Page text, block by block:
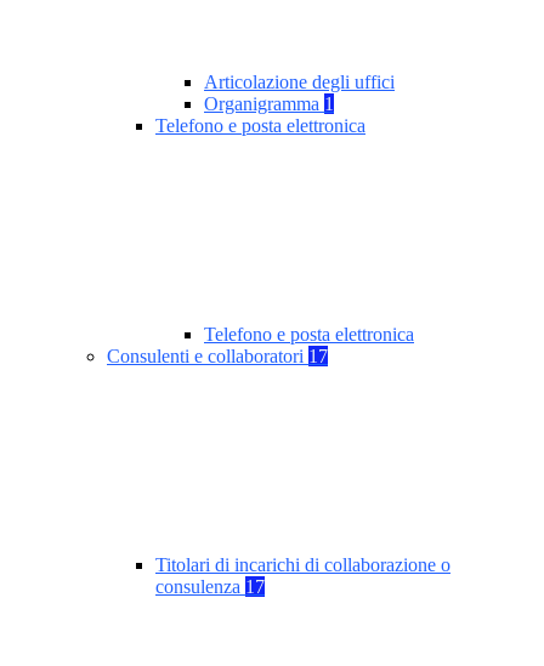
Articolazione degli uffici
Organigramma 1
Telefono e posta elettronica
Telefono e posta elettronica
Consulenti e collaboratori 17
Titolari di incarichi di collaborazione o
consulenza 17